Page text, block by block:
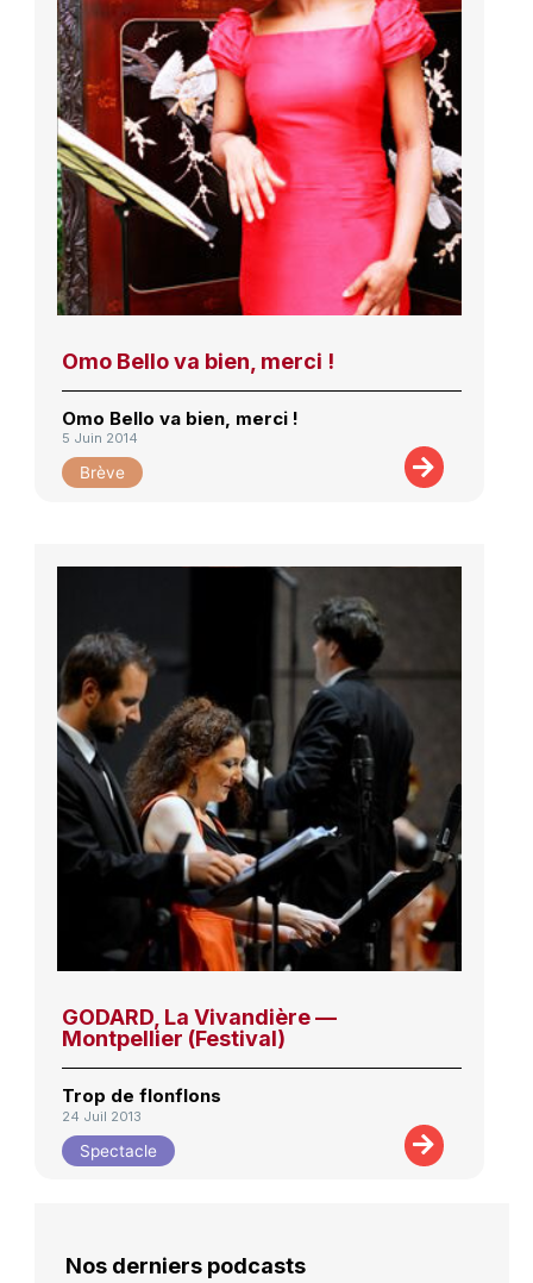
Omo Bello va bien, merci !
Omo Bello va bien, merci !
5 Juin 2014
Brève
GODARD, La Vivandière —
Montpellier (Festival)
Trop de flonflons
24 Juil 2013
Spectacle
Nos derniers podcasts